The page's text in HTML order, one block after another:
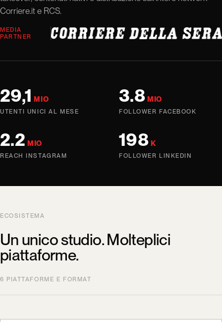
Corriere.it e RCS.
MEDIA
PARTNER
29,1 MIO
UTENTI UNICI AL MESE
3.8 MIO
FOLLOWER FACEBOOK
2.2 MIO
REACH INSTAGRAM
198 K
FOLLOWER LINKEDIN
ECOSISTEMA
Un unico studio. Molteplici
piattaforme.
6 PIATTAFORME E FORMAT